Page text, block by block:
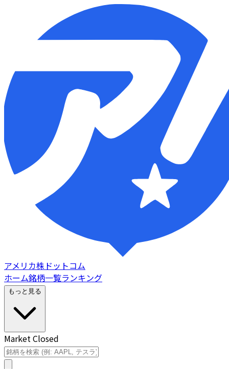
アメリカ株ドットコム
ホーム銘柄一覧ランキング
もっと見る
Market Closed